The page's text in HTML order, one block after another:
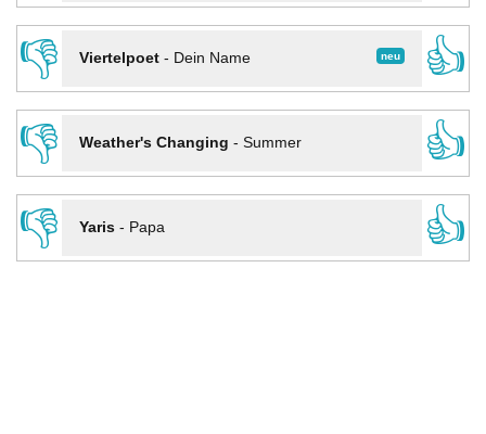
👎
neu
Viertelpoet- Dein Name
👍
👎
Weather's Changing - Summer
👍
👎
Yaris- Papa 👍